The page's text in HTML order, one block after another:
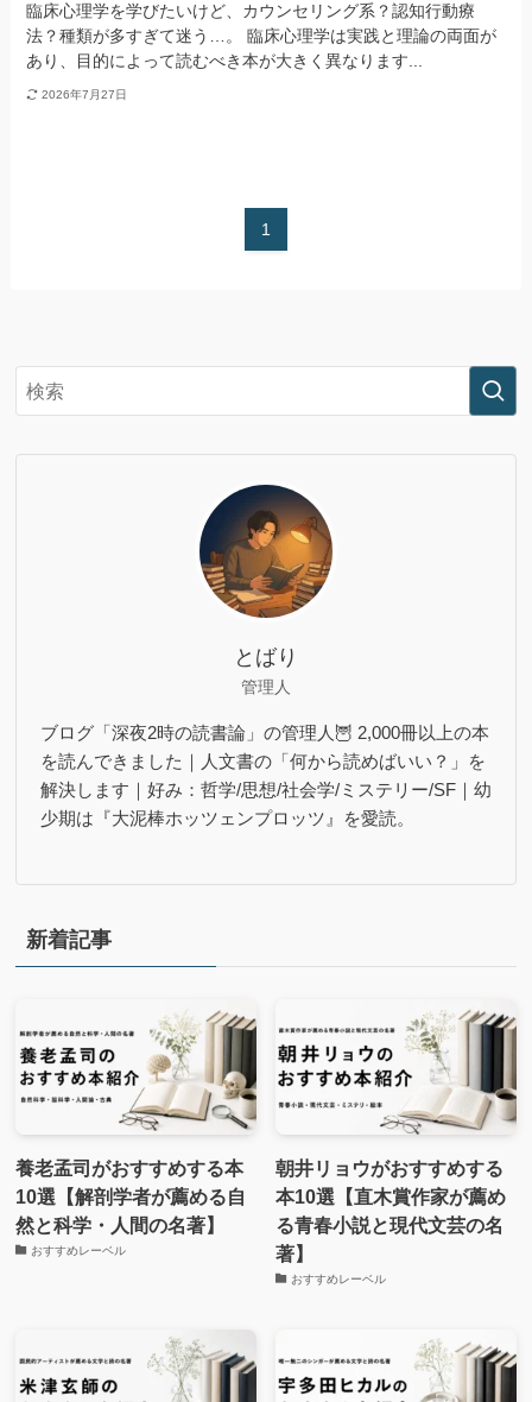
臨床心理学を学びたいけど、カウンセリング系？認知行動療
法？種類が多すぎて迷う…。 臨床心理学は実践と理論の両面が
あり、目的によって読むべき本が大きく異なります...
2026年7月27日
1
とばり
管理人
ブログ「深夜2時の読書論」の管理人🦉 2,000冊以上の本
を読んできました｜人文書の「何から読めばいい？」を
解決します｜好み：哲学/思想/社会学/ミステリー/SF｜幼
少期は『大泥棒ホッツェンプロッツ』を愛読。
新着記事
養老孟司がおすすめする本
10選【解剖学者が薦める自
然と科学・人間の名著】
おすすめレーベル
朝井リョウがおすすめする
本10選【直木賞作家が薦め
る青春小説と現代文芸の名
著】
おすすめレーベル